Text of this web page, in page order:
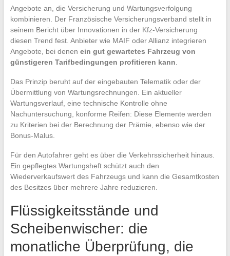
Angebote an, die Versicherung und Wartungsverfolgung
kombinieren. Der Französische Versicherungsverband stellt in
seinem Bericht über Innovationen in der Kfz-Versicherung
diesen Trend fest. Anbieter wie MAIF oder Allianz integrieren
Angebote, bei denen ein gut gewartetes Fahrzeug von
günstigeren Tarifbedingungen profitieren kann.
Das Prinzip beruht auf der eingebauten Telematik oder der
Übermittlung von Wartungsrechnungen. Ein aktueller
Wartungsverlauf, eine technische Kontrolle ohne
Nachuntersuchung, konforme Reifen: Diese Elemente werden
zu Kriterien bei der Berechnung der Prämie, ebenso wie der
Bonus-Malus.
Für den Autofahrer geht es über die Verkehrssicherheit hinaus.
Ein gepflegtes Wartungsheft schützt auch den
Wiederverkaufswert des Fahrzeugs und kann die Gesamtkosten
des Besitzes über mehrere Jahre reduzieren.
Flüssigkeitsstände und
Scheibenwischer: die
monatliche Überprüfung, die